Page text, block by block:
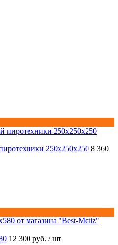
250х250х250 8 360
12 300 руб. / шт